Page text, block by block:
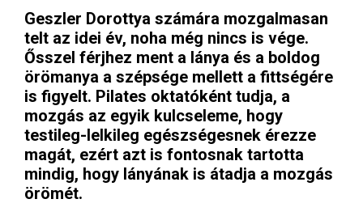
Geszler Dorottya számára mozgalmasan
telt az idei év, noha még nincs is vége.
Ősszel férjhez ment a lánya és a boldog
örömanya a szépsége mellett a fittségére
is figyelt. Pilates oktatóként tudja, a
mozgás az egyik kulcseleme, hogy
testileg-lelkileg egészségesnek érezze
magát, ezért azt is fontosnak tartotta
mindig, hogy lányának is átadja a mozgás
örömét.